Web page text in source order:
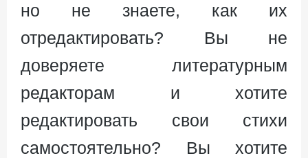
но не знаете, как их
отредактировать? Вы не
доверяете литературным
редакторам и хотите
редактировать свои стихи
самостоятельно? Вы хотите